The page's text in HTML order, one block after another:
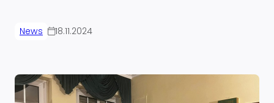
News 18.11.2024